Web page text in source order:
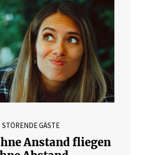
STÖRENDE GÄSTE
Anstand fliegen